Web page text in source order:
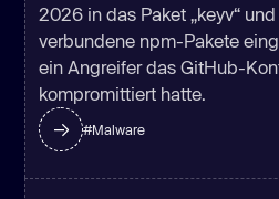
2026 in das Paket „keyv“
verbundene npm-Pakete
ein Angreifer das GitHub-
kompromittiert hatte.
#Malware